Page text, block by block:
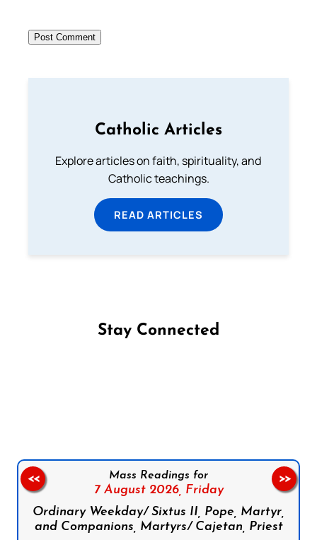
Catholic Articles
Explore articles on faith, spirituality, and
Catholic teachings.
READ ARTICLES
Stay Connected
Mass Readings for
7 August 2026, Friday
Ordinary Weekday/ Sixtus II, Pope, Martyr,
and Companions, Martyrs/ Cajetan, Priest
<< >>